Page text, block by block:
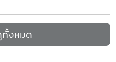
าวิจัย พ.ศ.2568 ณ พื้นที่ศึกษา
ในโอกาสนี้ รองศาสตราจารย์
รบดี มหาวิทยาลัยแม่โจ้ พร้อม
รับ นายรัฐพล ตันติอนุพงศ์ ผู้
งหมด